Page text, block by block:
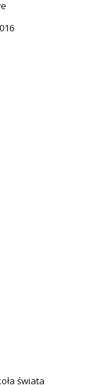
świata